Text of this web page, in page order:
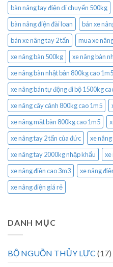
bàn nâng tay điện di chuyển 500kg
bàn nâng điện đài loan
bán xe
bán xe nâng tay 2 tấn
mua xe
xe nâng bàn 500kg
xe nâng bàn
xe nâng bàn nhật bản 800kg cao 1m5
xe nâng bán tự động đi bộ 1500kg
xe nâng cây cảnh 800kg cao 1m5
xe nâng mặt bàn 800kg cao 1m5
xe nâng tay 2 tấn của đức
xe
xe nâng tay 2000kg nhập khẩu
xe
xe nâng điện cao 3m3
xe nâng
xe nâng điện giá rẻ
DANH MỤC
BỘ NGUỒN THỦY LỰC (17)